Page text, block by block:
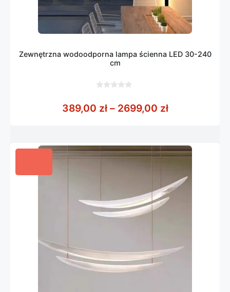
Zewnętrzna wodoodporna lampa ścienna LED 30-240
cm
5
389,00 zł – 2699,00 złZakres cen: